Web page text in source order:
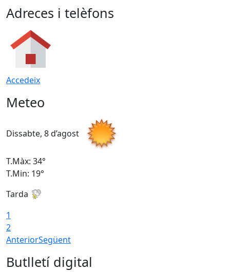
Adreces i telèfons
Accedeix
Meteo
Dissabte, 8 d’agost
T.Màx: 34°
T.Min: 19°
Tarda
1
2
AnteriorSegüent
Butlletí digital